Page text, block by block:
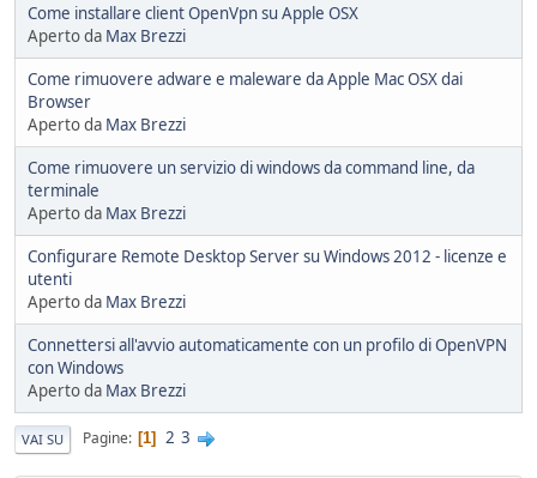
Come installare client OpenVpn su Apple OSX
Aperto da Max Brezzi
Come rimuovere adware e maleware da Apple Mac OSX dai
Browser
Aperto da Max Brezzi
Come rimuovere un servizio di windows da command line, da
terminale
Aperto da Max Brezzi
Configurare Remote Desktop Server su Windows 2012 - licenze e
utenti
Aperto da Max Brezzi
Connettersi all'avvio automaticamente con un profilo di OpenVPN
con Windows
Aperto da Max Brezzi
VAI SU Pagine 1 2 3